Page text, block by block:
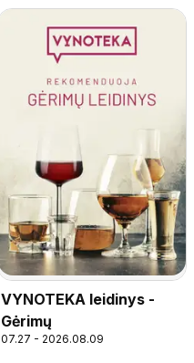
VYNOTEKA leidinys -
Gėrimų
07.27 - 2026.08.09